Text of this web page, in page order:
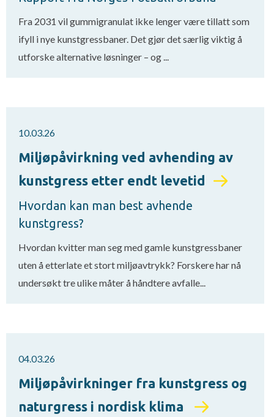
Fra 2031 vil gummigranulat ikke lenger være tillatt som
ifyll i nye kunstgressbaner. Det gjør det særlig viktig å
utforske alternative løsninger – og ...
10.03.26
Miljøpåvirkning ved avhending av
kunstgress etter endt levetid
Hvordan kan man best avhende
kunstgress?
Hvordan kvitter man seg med gamle kunstgressbaner
uten å etterlate et stort miljøavtrykk? Forskere har nå
undersøkt tre ulike måter å håndtere avfalle...
04.03.26
Miljøpåvirkninger fra kunstgress og
naturgress i nordisk klima